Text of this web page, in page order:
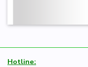
Hotline: